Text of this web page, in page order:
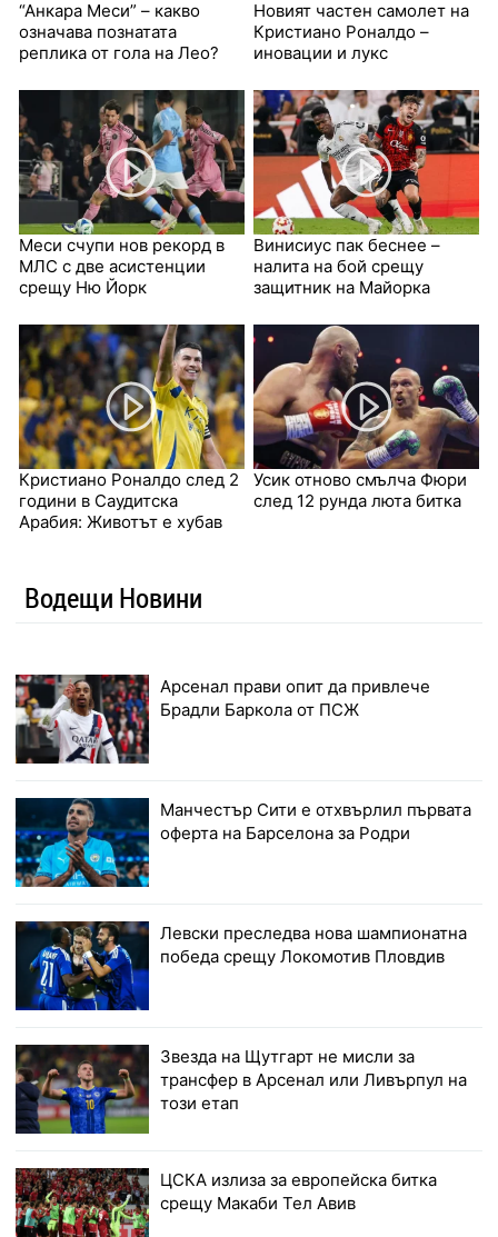
“Анкара Меси” – какво
означава познатата
реплика от гола на Лео?
Новият частен самолет на
Кристиано Роналдо –
иновации и лукс
Меси счупи нов рекорд в
МЛС с две асистенции
срещу Ню Йорк
Винисиус пак беснее –
налита на бой срещу
защитник на Майорка
Кристиано Роналдо след 2
години в Саудитска
Арабия: Животът е хубав
Усик отново смълча Фюри
след 12 рунда люта битка
Водещи Новини
Арсенал прави опит да привлече
Брадли Баркола от ПСЖ
Манчестър Сити е отхвърлил първата
оферта на Барселона за Родри
Левски преследва нова шампионатна
победа срещу Локомотив Пловдив
Звезда на Щутгарт не мисли за
трансфер в Арсенал или Ливърпул на
този етап
ЦСКА излиза за европейска битка
срещу Макаби Тел Авив